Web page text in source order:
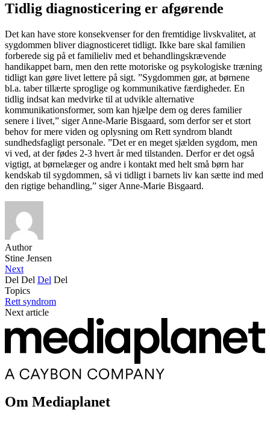
Tidlig diagnosticering er afgørende
Det kan have store konsekvenser for den fremtidige livskvalitet, at
sygdommen bliver diagnosticeret tidligt. Ikke bare skal familien
forberede sig på et familieliv med et behandlingskrævende
handikappet barn, men den rette motoriske og psykologiske træning
tidligt kan gøre livet lettere på sigt. ”Sygdommen gør, at børnene
bl.a. taber tillærte sproglige og kommunikative færdigheder. En
tidlig indsat kan medvirke til at udvikle alternative
kommunikationsformer, som kan hjælpe dem og deres familier
senere i livet,” siger Anne-Marie Bisgaard, som derfor ser et stort
behov for mere viden og oplysning om Rett syndrom blandt
sundhedsfagligt personale. ”Det er en meget sjælden sygdom, men
vi ved, at der fødes 2-3 hvert år med tilstanden. Derfor er det også
vigtigt, at børnelæger og andre i kontakt med helt små børn har
kendskab til sygdommen, så vi tidligt i barnets liv kan sætte ind med
den rigtige behandling,” siger Anne-Marie Bisgaard.
Author
Stine Jensen
Next
Del Del Del Del
Topics
Rett syndrom
Next article
Om Mediaplanet